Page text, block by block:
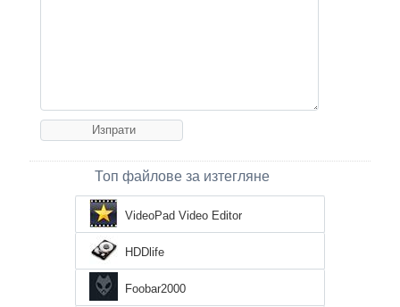
Топ файлове за изтегляне
VideoPad Video Editor
HDDlife
Foobar2000